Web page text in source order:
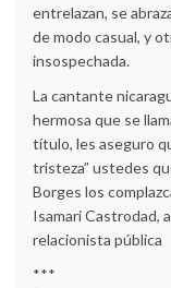
entrelazan, se
de modo casual, y
insospechada.
La cantante
hermosa que se
título, les aseguro
tristeza” ustedes
Borges los
Isamari Castrodad,
relacionista pública
***